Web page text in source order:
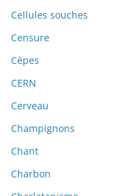
Cellules souches
Censure
Cèpes
CERN
Cerveau
Champignons
Chant
Charbon